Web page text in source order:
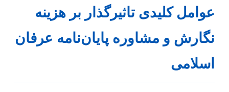
عوامل کلیدی تاثیرگذار بر هزینه
نگارش و مشاوره پایان‌نامه عرفان
اسلامی